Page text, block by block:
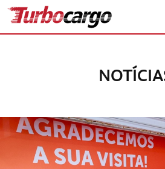
Turbocargo